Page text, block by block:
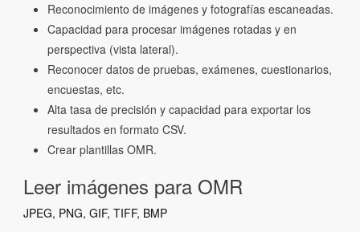
Reconocimiento de imágenes y fotografías escaneadas.
Capacidad para procesar imágenes rotadas y en
perspectiva (vista lateral).
Reconocer datos de pruebas, exámenes, cuestionarios,
encuestas, etc.
Alta tasa de precisión y capacidad para exportar los
resultados en formato CSV.
Crear plantillas OMR.
Leer imágenes para OMR
JPEG, PNG, GIF, TIFF, BMP